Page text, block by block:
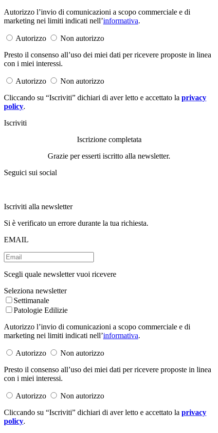
Autorizzo l’invio di comunicazioni a scopo commerciale e di
marketing nei limiti indicati nell’informativa.
Autorizzo
Non autorizzo
Presto il consenso all’uso dei miei dati per ricevere proposte in linea
con i miei interessi.
Autorizzo
Non autorizzo
Cliccando su “Iscriviti” dichiari di aver letto e accettato la privacy
policy.
Iscriviti
Iscrizione completata
Grazie per esserti iscritto alla newsletter.
Seguici sui social
Iscriviti alla newsletter
Si è verificato un errore durante la tua richiesta.
EMAIL
Scegli quale newsletter vuoi ricevere
Seleziona newsletter
Settimanale
Patologie Edilizie
Autorizzo l’invio di comunicazioni a scopo commerciale e di
marketing nei limiti indicati nell’informativa.
Autorizzo
Non autorizzo
Presto il consenso all’uso dei miei dati per ricevere proposte in linea
con i miei interessi.
Autorizzo
Non autorizzo
Cliccando su “Iscriviti” dichiari di aver letto e accettato la privacy
policy.